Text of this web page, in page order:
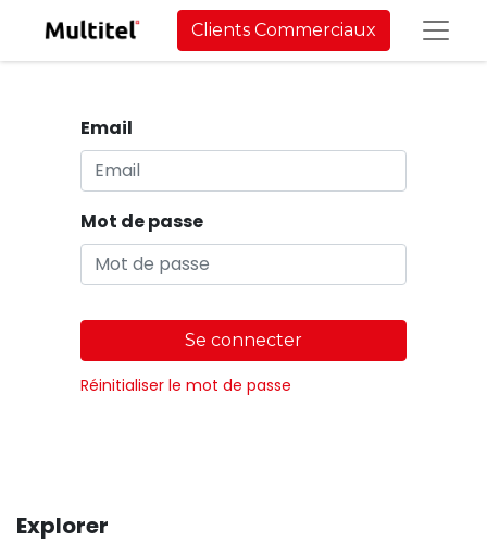
Clients Commerciaux
Email
Mot de passe
Se connecter
Réinitialiser le mot de passe
Explorer